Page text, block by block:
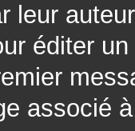
leur
éditer
associé